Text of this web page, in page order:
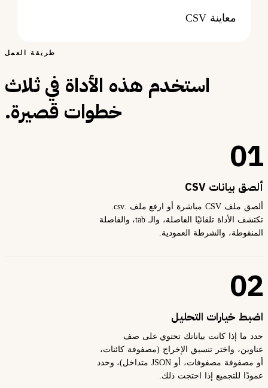
معاينة CSV
طريقة العمل
استخدم هذه الأداة في ثلاث
خطوات قصيرة.
01
ألصق بيانات CSV
تكتشف الأداة تلقائيًا الفاصلة، والـ tab، والفاصلة
المنقوطة، والشرطة العمودية.
02
اضبط خيارات التحليل
حدد ما إذا كانت بياناتك تحتوي على صف
عناوين، واختر تنسيق الإخراج (مصفوفة كائنات،
أو مصفوفة مصفوفات، أو JSON متداخل)، وحدد
عمودًا للتجميع إذا احتجت ذلك.